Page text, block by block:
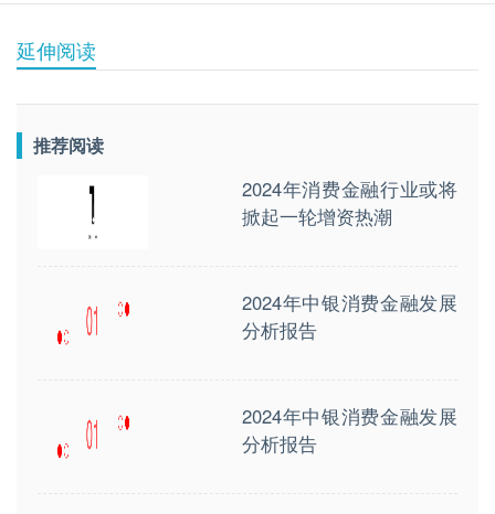
延伸阅读
推荐阅读
2024年消费金融行业或将
掀起一轮增资热潮
2024年中银消费金融发展
分析报告
2024年中银消费金融发展
分析报告